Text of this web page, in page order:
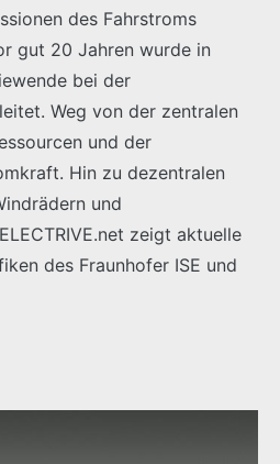
des Fahrstroms
gut 20 Jahren wurde in
bei der
Weg von der zentralen
und der
Hin zu dezentralen
und
zeigt aktuelle
des Fraunhofer ISE und